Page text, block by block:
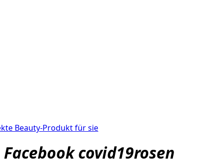
Beauty-Produkt für sie
Facebook covid19rosen